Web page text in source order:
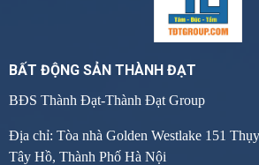
BẤT ĐỘNG SẢN THÀNH ĐẠT
BĐS Thành Đạt-Thành Đạt Group
Địa chỉ: Tòa nhà Golden Westlake 151
Tây Hồ, Thành Phố Hà Nội